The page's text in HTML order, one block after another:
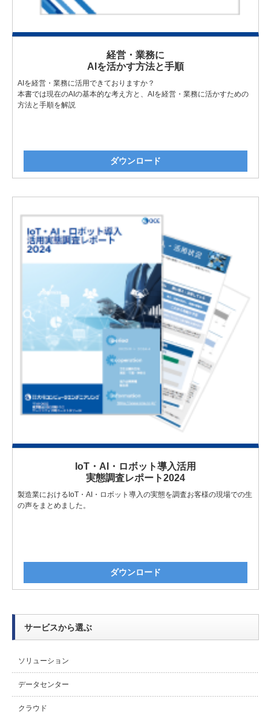
経営・業務に
AIを活かす方法と手順
AIを経営・業務に活用できておりますか？
本書では現在のAIの基本的な考え方と、AIを経営・業務に活かすための
方法と手順を解説
ダウンロード
IoT・AI・ロボット導入活用
実態調査レポート2024
製造業におけるIoT・AI・ロボット導入の実態を調査お客様の現場での生
の声をまとめました。
ダウンロード
サービスから選ぶ
ソリューション
データセンター
クラウド